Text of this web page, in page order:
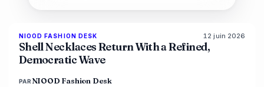
LIVE BRIEF
NIOOD FASHION DESK 12 juin 2026
Shell Necklaces Return With a Refined,
Democratic Wave
PAR NIOOD Fashion Desk